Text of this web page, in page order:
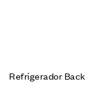
Refrigerador